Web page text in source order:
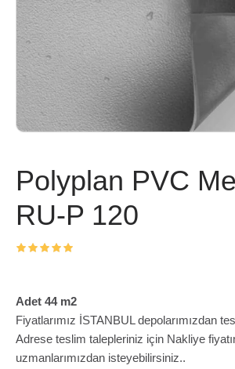
Polyplan PVC
RU-P 120
Adet 44 m2
Fiyatlarımız İSTANBUL depolarımızdan
Adrese teslim talepleriniz için Nakliye
uzmanlarımızdan isteyebilirsiniz..